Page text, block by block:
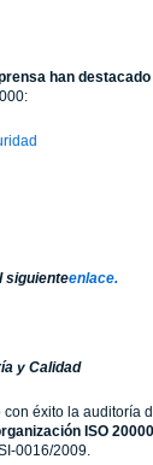
han destacado
siguienteenlace.
y Calidad
éxito la auditoría
ISO 20000
0016/2009.